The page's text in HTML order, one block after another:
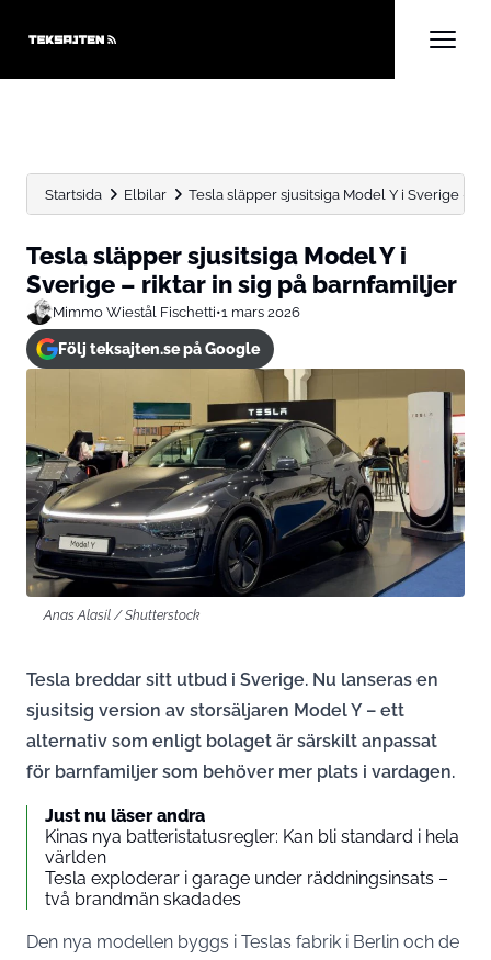
Startsida Elbilar Tesla släpper sjusitsiga Model Y i Sverige –
Tesla släpper sjusitsiga Model Y i
Sverige – riktar in sig på barnfamiljer
Mimmo Wiestål Fischetti•1 mars 2026
Följ teksajten.se på Google
Anas Alasil / Shutterstock
Tesla breddar sitt utbud i Sverige. Nu lanseras en
sjusitsig version av storsäljaren Model Y – ett
alternativ som enligt bolaget är särskilt anpassat
för barnfamiljer som behöver mer plats i vardagen.
Just nu läser andra
Kinas nya batteristatusregler: Kan bli standard i hela
världen
Tesla exploderar i garage under räddningsinsats –
två brandmän skadades
Den nya modellen byggs i Teslas fabrik i Berlin och de